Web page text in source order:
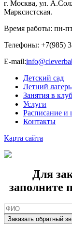
г. Москва, ул.
Марксистская.
Время работы: пн-
Телефоны: +7(985)
E-mail:
Детский сад
Летний лагерь
Занятия в
Услуги
Расписание и
Контакты
Карта cайта
Для
заполните